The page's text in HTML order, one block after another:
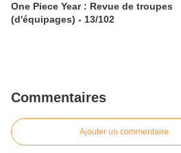
One Piece Year : Revue de troupes
(d'équipages) - 13/102
Commentaires
Ajouter un commentaire